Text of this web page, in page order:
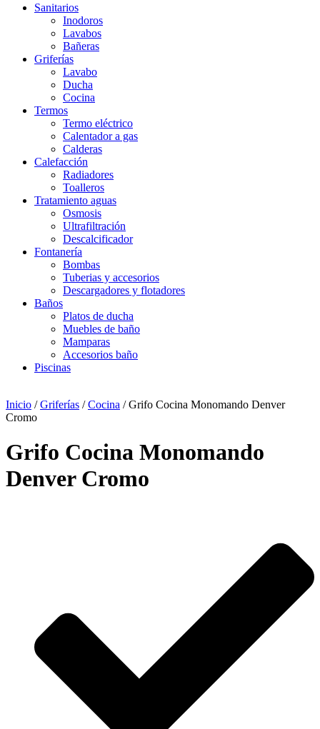
Sanitarios
Inodoros
Lavabos
Bañeras
Griferías
Lavabo
Ducha
Cocina
Termos
Termo eléctrico
Calentador a gas
Calderas
Calefacción
Radiadores
Toalleros
Tratamiento aguas
Osmosis
Ultrafiltración
Descalcificador
Fontanería
Bombas
Tuberias y accesorios
Descargadores y flotadores
Baños
Platos de ducha
Muebles de baño
Mamparas
Accesorios baño
Piscinas
Inicio /Griferías /Cocina / Grifo Cocina Monomando Denver
Cromo
Grifo Cocina Monomando
Denver Cromo